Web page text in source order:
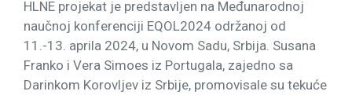
HLNE projekat je predstavljen na Međunarodnoj
naučnoj konferenciji EQOL2024 održanoj od
11.-13. aprila 2024, u Novom Sadu, Srbija. Susana
Franko i Vera Simoes iz Portugala, zajedno sa
Darinkom Korovljev iz Srbije, promovisale su tekuće